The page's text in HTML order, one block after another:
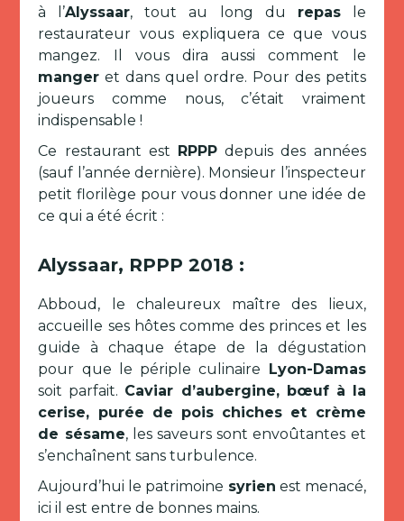
à l’Alyssaar, tout au long du repasle
restaurateur vous expliquera ce que vous
mangez. Il vous dira aussi comment le
manger et dans quel ordre. Pour des petits
joueurs comme nous, c’était vraiment
indispensable !
Ce restaurant est RPPP depuis des années
(sauf l’année dernière). Monsieur l’inspecteur
petit florilège pour vous donner une idée de
ce qui a été écrit :
Alyssaar, RPPP 2018 :
Abboud, le chaleureux maître des lieux,
accueille ses hôtes comme des princes et les
guide à chaque étape de la dégustation
pour que le périple culinaire Lyon-Damas
soit parfait. Caviar d’aubergine, bœuf à la
cerise, purée de pois chiches et crème
de sésame, les saveurs sont envoûtantes et
s’enchaînent sans turbulence.
Aujourd’hui le patrimoine syrien est menacé,
ici il est entre de bonnes mains.